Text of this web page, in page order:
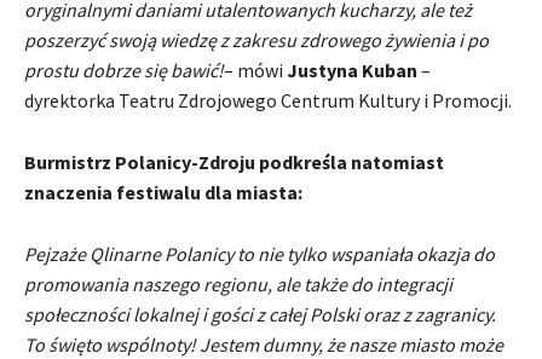
oryginalnymi daniami utalentowanych kucharzy, ale też
poszerzyć swoją wiedzę z zakresu zdrowego żywienia i po
prostu dobrze się bawić!– mówi Justyna Kuban –
dyrektorka Teatru Zdrojowego Centrum Kultury i Promocji.
Burmistrz Polanicy-Zdroju podkreśla natomiast
znaczenia festiwalu dla miasta:
Pejzaże Qlinarne Polanicy to nie tylko wspaniała okazja do
promowania naszego regionu, ale także do integracji
społeczności lokalnej i gości z całej Polski oraz z zagranicy.
To święto wspólnoty! Jestem dumny, że nasze miasto może